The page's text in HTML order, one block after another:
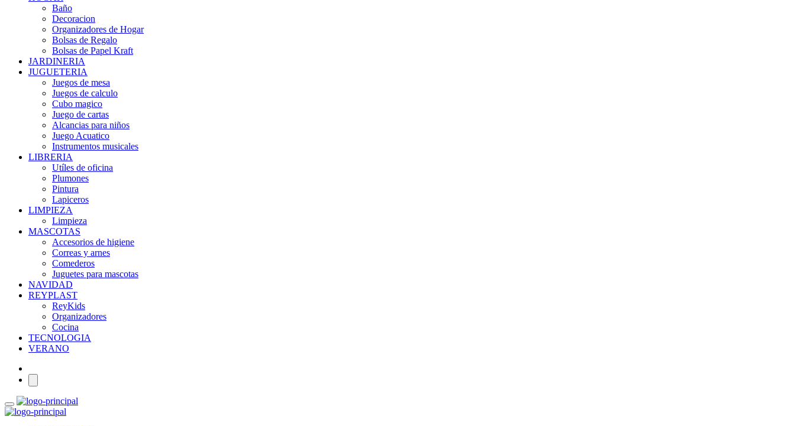
Baño
Decoracion
Organizadores de Hogar
Bolsas de Regalo
Bolsas de Papel Kraft
JARDINERIA
JUGUETERIA
Juegos de mesa
Juegos de calculo
Cubo magico
Juego de cartas
Alcancias para niños
Juego Acuatico
Instrumentos musicales
LIBRERIA
Utíles de oficina
Plumones
Pintura
Lapiceros
LIMPIEZA
Limpieza
MASCOTAS
Accesorios de higiene
Correas y arnes
Comederos
Juguetes para mascotas
NAVIDAD
REYPLAST
ReyKids
Organizadores
Cocina
TECNOLOGIA
VERANO